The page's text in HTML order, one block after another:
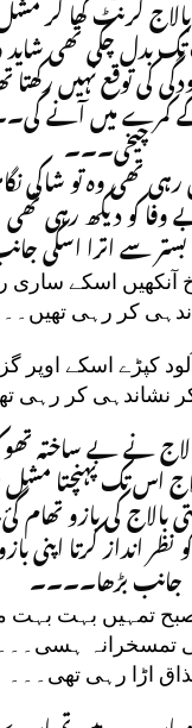
بالاج کرنٹ کھا کر
بدل چکی تھی
کی توقع نہیں
کے کمرے میں آنے
چیخی۔۔۔
رہی تھی وہ تو
وفا کو دیکھ رہی تھی
سے اترا اسکی
اسکے ساری
کر رہی
کپڑے اسکے
نشاندہی کر رہی
نے بے ساختہ
اس تک پہنچتا
بالاج کی بازو تھام
نظر انداز کرتا اپنی
جانب بڑھا۔۔۔۔
تمہیں بہت بہت
تمسخرانہ
اڑا رہی تھی۔۔۔